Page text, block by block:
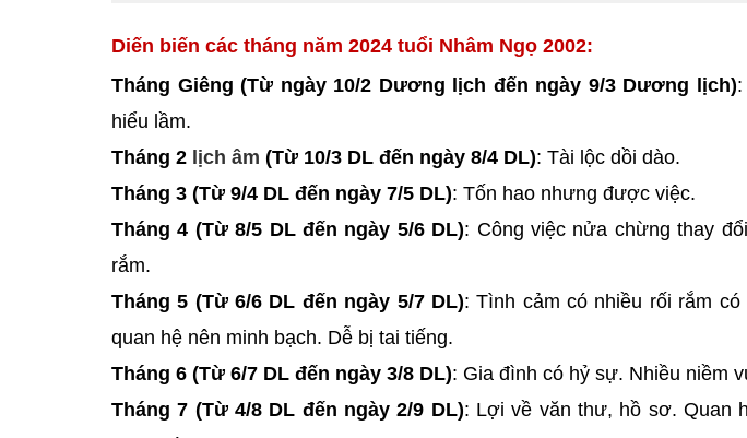
Diến biến các tháng năm 2024 tuổi Nhâm Ngọ 2002:
Tháng Giêng (Từ ngày 10/2 Dương lịch đến ngày 9/3 Dương lịch)
hiểu lầm.
Tháng 2 lịch âm (Từ 10/3 DL đến ngày 8/4 DL): Tài lộc dồi dào.
Tháng 3 (Từ 9/4 DL đến ngày 7/5 DL): Tốn hao nhưng được việc.
Tháng 4 (Từ 8/5 DL đến ngày 5/6 DL): Công việc nửa chừng thay
rắm.
Tháng 5 (Từ 6/6 DL đến ngày 5/7 DL): Tình cảm có nhiều rối rắm
quan hệ nên minh bạch. Dễ bị tai tiếng.
Tháng 6 (Từ 6/7 DL đến ngày 3/8 DL): Gia đình có hỷ sự. Nhiều niềm
Tháng 7 (Từ 4/8 DL đến ngày 2/9 DL): Lợi về văn thư, hồ sơ. Quan